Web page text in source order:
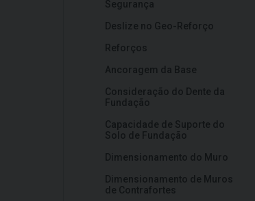
Segurança
Deslize no Geo-Reforço
Reforços
Ancoragem da Base
Consideração do Dente da
Fundação
Capacidade de Suporte do
Solo de Fundação
Dimensionamento do Muro
Dimensionamento de Muros
de Contrafortes